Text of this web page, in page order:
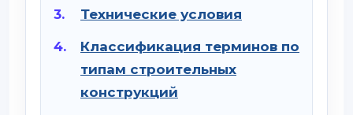
Технические условия
Классификация терминов по
типам строительных
конструкций